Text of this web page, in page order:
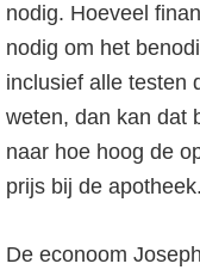
nodig. Hoeveel
nodig om het
inclusief alle testen
weten, dan kan dat
naar hoe hoog de
prijs bij de apotheek.
De econoom